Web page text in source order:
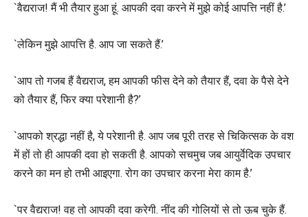
`वैद्यराज! मैं भी तैयार हुआ हूं. आपकी दवा करने में मुझे कोई आपत्ति नहीं है.’
`लेकिन मुझे आपत्ति है. आप जा सकते हैं.’
`आप तो गजब हैं वैद्यराज, हम आपकी फीस देने को तैयार हैं, दवा के पैसे देने
को तैयार हैं, फिर क्या परेशानी है?’
`आपको श्रद्धा नहीं है, ये परेशानी है. आप जब पूरी तरह से चिकित्सक के वश
में हों तो ही आपकी दवा हो सकती है. आपको सचमुच जब आयुर्वेदिक उपचार
करने का मन हो तभी आइएगा. रोग का उपचार करना मेरा काम है.’
`पर वैद्यराज! वह तो आपकी दवा करेगी. नींद की गोलियों से तो ऊब चुके हैं.